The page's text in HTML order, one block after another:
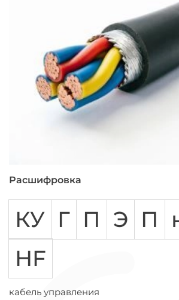
Расшифровка
КУ Г П Э П
HF
кабель управления